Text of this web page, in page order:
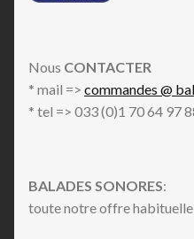
Nous CONTACTER
* mail => commandes @
* tel => 033 (0)1 70 64 97
BALADES SONORES:
toute notre offre habituelle